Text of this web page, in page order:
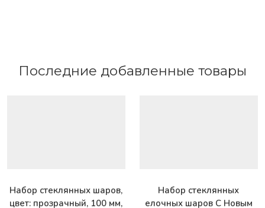
Последние добавленные товары
Набор стеклянных шаров,
цвет: прозрачный, 100 мм,
Набор стеклянных
елочных шаров С Новым